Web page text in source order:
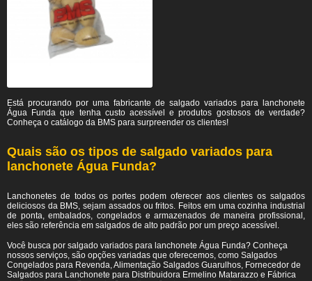
Está procurando por uma fabricante de salgado variados para lanchonete
Água Funda que tenha custo acessível e produtos gostosos de verdade?
Conheça o catálogo da BMS para surpreender os clientes!
Quais são os tipos de salgado variados para
lanchonete Água Funda?
Lanchonetes de todos os portes podem oferecer aos clientes os salgados
deliciosos da BMS, sejam assados ou fritos. Feitos em uma cozinha industrial
de ponta, embalados, congelados e armazenados de maneira profissional,
eles são referência em salgados de alto padrão por um preço acessível.
Você busca por salgado variados para lanchonete Água Funda? Conheça
nossos serviços, são opções variadas que oferecemos, como Salgados
Congelados para Revenda, Alimentação Salgados Guarulhos, Fornecedor de
Salgados para Lanchonete para Distribuidora Ermelino Matarazzo e Fábrica